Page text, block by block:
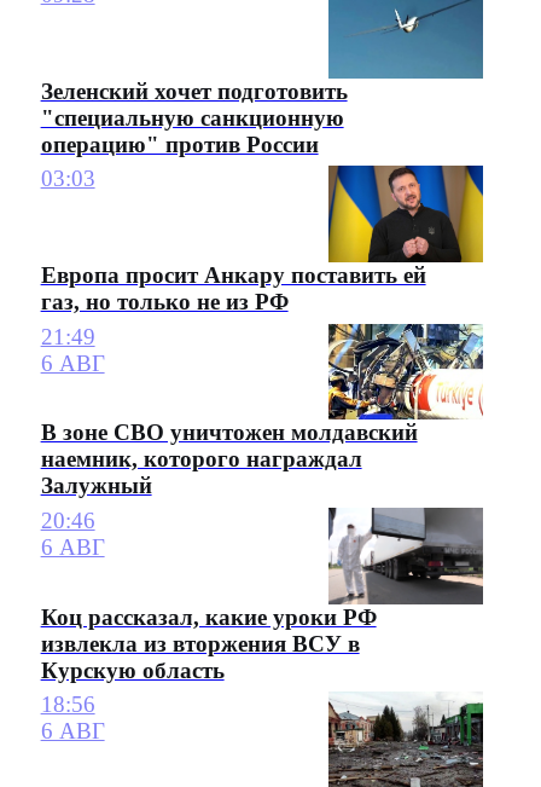
Зеленский хочет подготовить
"специальную санкционную
операцию" против России
03:03
Европа просит Анкару поставить ей
газ, но только не из РФ
21:49
6 АВГ
В зоне СВО уничтожен молдавский
наемник, которого награждал
Залужный
20:46
6 АВГ
Коц рассказал, какие уроки РФ
извлекла из вторжения ВСУ в
Курскую область
18:56
6 АВГ